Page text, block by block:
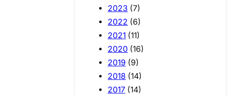
2023 (7)
2022 (6)
2021 (11)
2020 (16)
2019 (9)
2018 (14)
2017 (14)